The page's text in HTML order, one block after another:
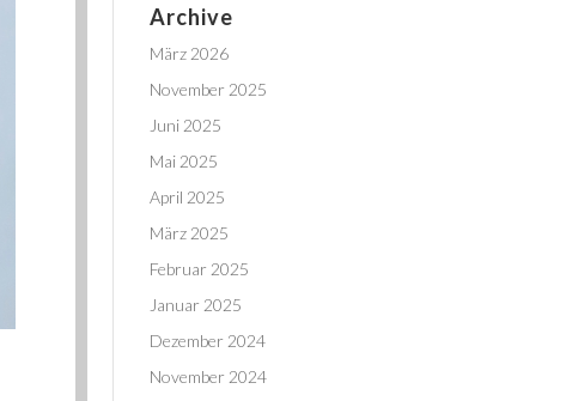
Archive
März 2026
November 2025
Juni 2025
Mai 2025
April 2025
März 2025
Februar 2025
Januar 2025
Dezember 2024
November 2024